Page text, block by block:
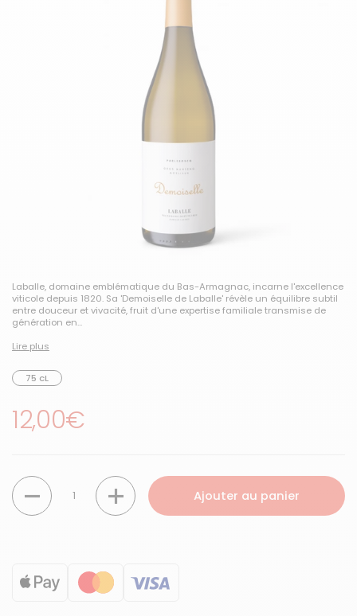
Laballe, domaine emblématique du Bas-Armagnac, incarne l'excellence
viticole depuis 1820. Sa 'Demoiselle de Laballe' révèle un équilibre subtil
entre douceur et vivacité, fruit d'une expertise familiale transmise de
génération en...
Lire plus
75 cL
Prix régulier
12,00€
Quantité
Ajouter au panier